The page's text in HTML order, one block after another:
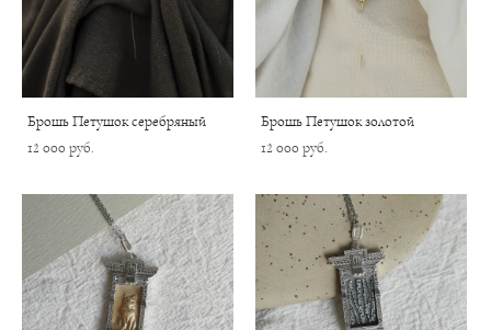
Брошь Петушок серебряный
12 000 pуб.
Брошь Петушок золотой
12 000 pуб.